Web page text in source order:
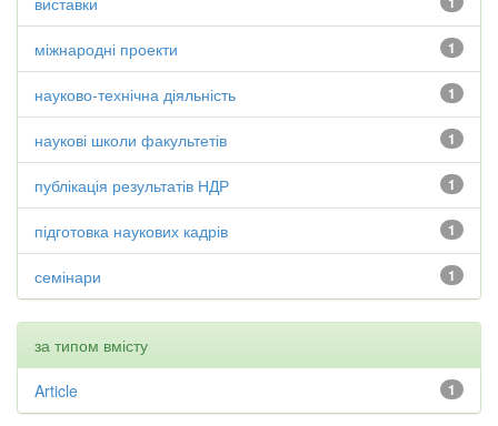
1
міжнародні проекти
1
науково-технічна діяльність
1
наукові школи факультетів
1
публікація результатів НДР
1
підготовка наукових кадрів
1
семінари
за типом вмісту
1
Article